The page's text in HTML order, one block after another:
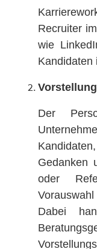
Recruiter
wie
Kandidaten
Der
Gedanken
oder
Dabei